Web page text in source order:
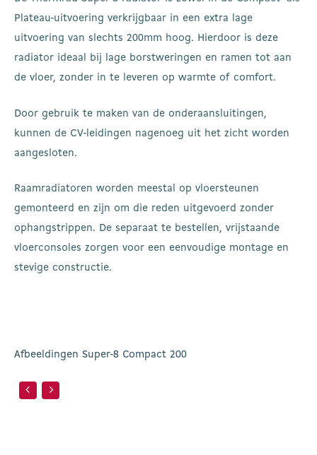
Plateau-uitvoering verkrijgbaar in een extra lage
uitvoering van slechts 200mm hoog. Hierdoor is deze
radiator ideaal bij lage borstweringen en ramen tot aan
de vloer, zonder in te leveren op warmte of comfort.
Door gebruik te maken van de onderaansluitingen,
kunnen de CV-leidingen nagenoeg uit het zicht worden
aangesloten.
Raamradiatoren worden meestal op vloersteunen
gemonteerd en zijn om die reden uitgevoerd zonder
ophangstrippen. De separaat te bestellen, vrijstaande
vloerconsoles zorgen voor een eenvoudige montage en
stevige constructie.
Afbeeldingen Super-8 Compact 200